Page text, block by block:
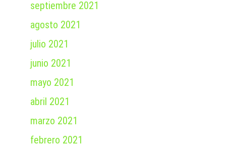
septiembre 2021
agosto 2021
julio 2021
junio 2021
mayo 2021
abril 2021
marzo 2021
febrero 2021